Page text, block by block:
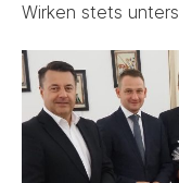
Wirken stets